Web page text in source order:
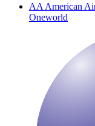
AA American
Oneworld